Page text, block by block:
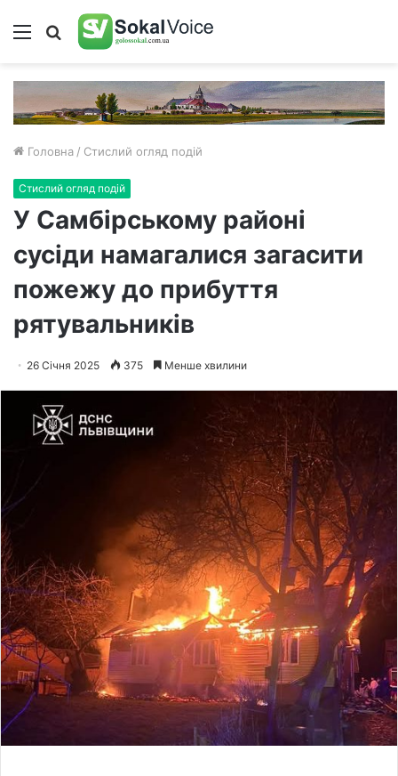
Меню Пошук
Головна / Стислий огляд подій
Стислий огляд подій
У Самбірському районі
сусіди намагалися загасити
пожежу до прибуття
рятувальників
26 Січня 2025 375 Менше хвилини